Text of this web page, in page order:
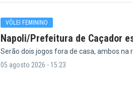
VÔLEI FEMININO
Napoli/Prefeitura de Caçador
Serão dois jogos fora de casa, ambos na
05 agosto 2026 - 15:23